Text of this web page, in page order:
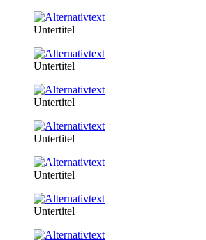
Untertitel
Untertitel
Untertitel
Untertitel
Untertitel
Untertitel